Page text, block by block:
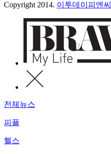
Copyright 2014. 이투데이피엔씨
전체뉴스
피플
헬스